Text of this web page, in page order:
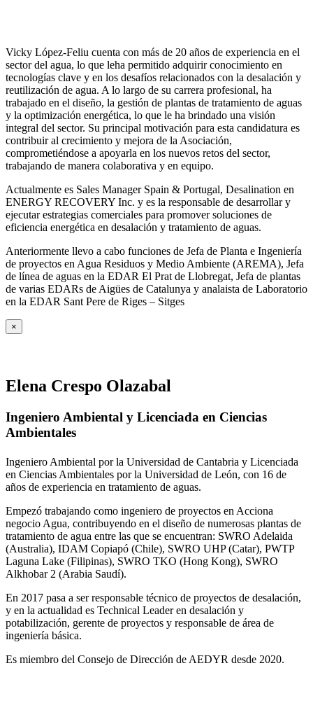
Vicky López-Feliu cuenta con más de 20 años de experiencia en el
sector del agua, lo que leha permitido adquirir conocimiento en
tecnologías clave y en los desafíos relacionados con la desalación y
reutilización de agua. A lo largo de su carrera profesional, ha
trabajado en el diseño, la gestión de plantas de tratamiento de aguas
y la optimización energética, lo que le ha brindado una visión
integral del sector. Su principal motivación para esta candidatura es
contribuir al crecimiento y mejora de la Asociación,
comprometiéndose a apoyarla en los nuevos retos del sector,
trabajando de manera colaborativa y en equipo.
Actualmente es Sales Manager Spain & Portugal, Desalination en
ENERGY RECOVERY Inc. y es la responsable de desarrollar y
ejecutar estrategias comerciales para promover soluciones de
eficiencia energética en desalación y tratamiento de aguas.
Anteriormente llevo a cabo funciones de Jefa de Planta e Ingeniería
de proyectos en Agua Residuos y Medio Ambiente (AREMA), Jefa
de línea de aguas en la EDAR El Prat de Llobregat, Jefa de plantas
de varias EDARs de Aigües de Catalunya y analaista de Laboratorio
en la EDAR Sant Pere de Riges – Sitges
×
Elena Crespo Olazabal
Ingeniero Ambiental y Licenciada en Ciencias
Ambientales
Ingeniero Ambiental por la Universidad de Cantabria y Licenciada
en Ciencias Ambientales por la Universidad de León, con 16 de
años de experiencia en tratamiento de aguas.
Empezó trabajando como ingeniero de proyectos en Acciona
negocio Agua, contribuyendo en el diseño de numerosas plantas de
tratamiento de agua entre las que se encuentran: SWRO Adelaida
(Australia), IDAM Copiapó (Chile), SWRO UHP (Catar), PWTP
Laguna Lake (Filipinas), SWRO TKO (Hong Kong), SWRO
Alkhobar 2 (Arabia Saudí).
En 2017 pasa a ser responsable técnico de proyectos de desalación,
y en la actualidad es Technical Leader en desalación y
potabilización, gerente de proyectos y responsable de área de
ingeniería básica.
Es miembro del Consejo de Dirección de AEDYR desde 2020.